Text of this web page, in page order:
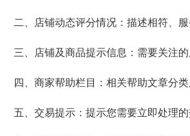
二、店铺动态评分情况：描述相符、
三、店铺及商品提示信息：需要关注
四、商家帮助栏目：相关帮助文章分
五、交易提示：提示您需要立即处理